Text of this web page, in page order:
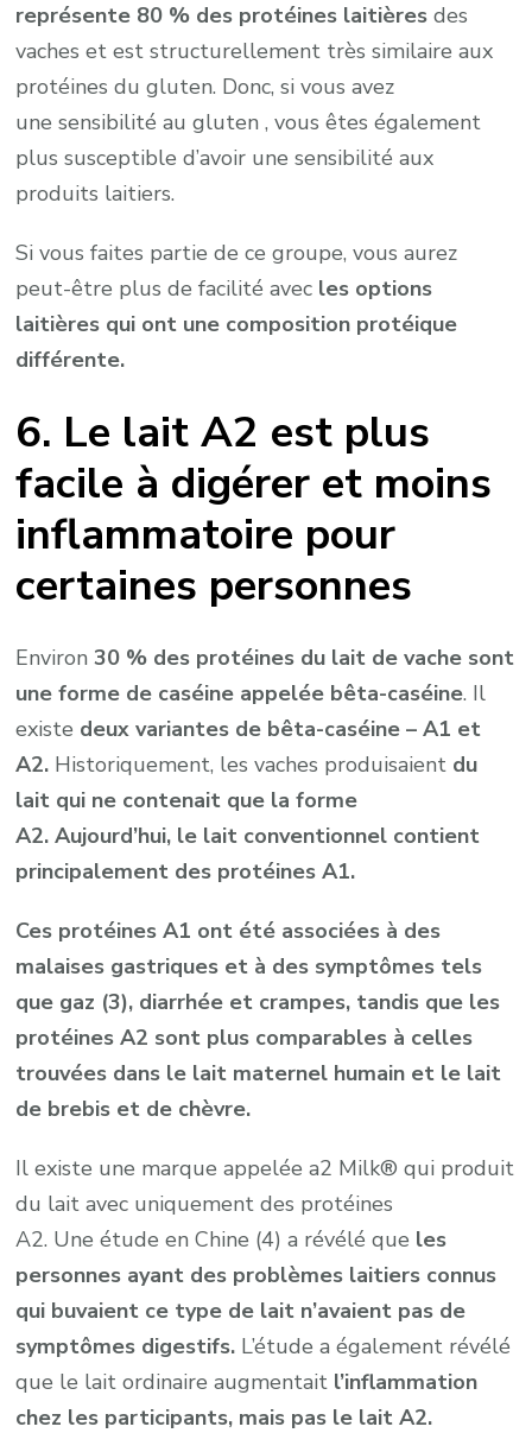
représente 80 % des protéines laitièresdes
vaches et est structurellement très similaire aux
protéines du gluten. Donc, si vous avez
une sensibilité au gluten , vous êtes également
plus susceptible d’avoir une sensibilité aux
produits laitiers.
Si vous faites partie de ce groupe, vous aurez
peut-être plus de facilité avec les options
laitières qui ont une composition protéique
différente.
6. Le lait A2 est plus
facile à digérer et moins
inflammatoire pour
certaines personnes
Environ30 % des protéines du lait de vache sont
une forme de caséine appelée bêta-caséine. Il
existe deux variantes de bêta-caséine – A1 et
A2. Historiquement, les vaches produisaient du
lait qui ne contenait que la forme
A2. Aujourd’hui, le lait conventionnel contient
principalement des protéines A1.
Ces protéines A1 ont été associées à des
malaises gastriques et à des symptômes tels
que gaz (3), diarrhée et crampes, tandis que les
protéines A2 sont plus comparables à celles
trouvées dans le lait maternel humain et le lait
de brebis et de chèvre.
Il existe une marque appelée a2 Milk® qui produit
du lait avec uniquement des protéines
A2. Une étude en Chine (4) a révélé que les
personnes ayant des problèmes laitiers connus
qui buvaient ce type de lait n’avaient pas de
symptômes digestifs. L’étude a également révélé
que le lait ordinaire augmentait l’inflammation
chez les participants, mais pas le lait A2.